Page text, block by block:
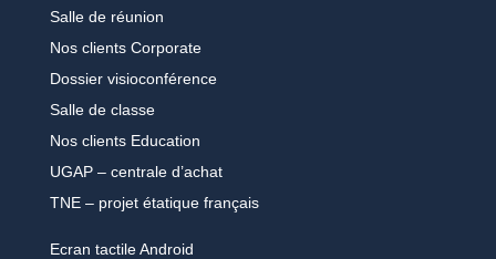
Salle de réunion
Nos clients Corporate
Dossier visioconférence
Salle de classe
Nos clients Education
UGAP – centrale d’achat
TNE – projet étatique français
Ecran tactile Android